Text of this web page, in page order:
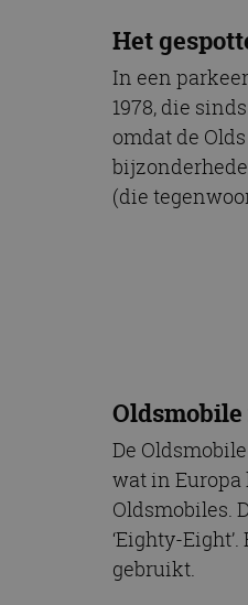
Het
In een
1978, die
omdat de
(die
De
wat in Europa
Oldsmobiles.
‘Eighty-
gebruikt.